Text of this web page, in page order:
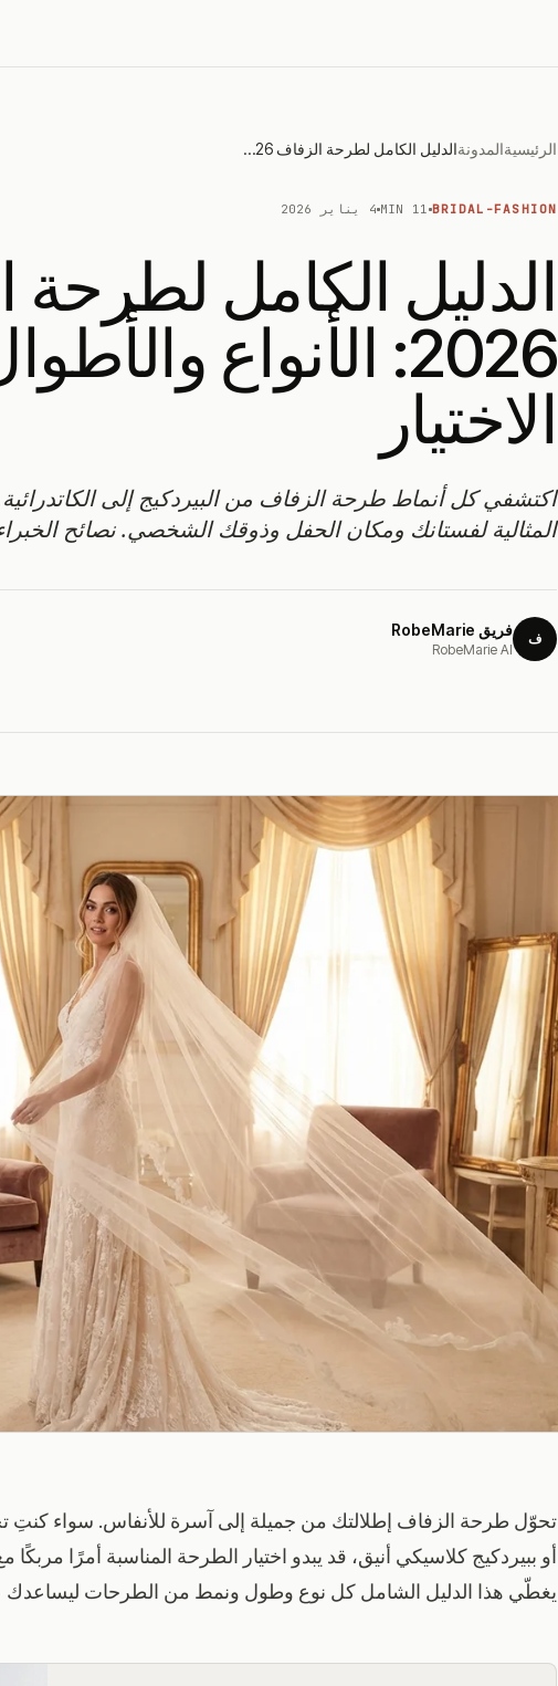
الرئيسيةالمدونة الدليل الكامل لطرحة الزفاف 2026: الأنواع والأطوال وكيفية الاختيار
BRIDAL-FASHION
11 MIN 4 يناير 2026
الدليل الكامل لطرحة
2026: الأنواع
الاختيار
اكتشفي كل أنماط طرحة الزفاف من البيردكيج إلى
المثالية لفستانك ومكان الحفل وذوقك الشخصي. نصائح
ف فريق RobeMarie
RobeMarie AI
تحوّل طرحة الزفاف إطلالتك من جميلة إلى آسرة للأنفاس. سواء كنتِ
أو ببيردكيج كلاسيكي أنيق، قد يبدو اختيار الطرحة المناسبة أمرًا مربكًا
يغطّي هذا الدليل الشامل كل نوع وطول ونمط من الطرحات ليساعدك